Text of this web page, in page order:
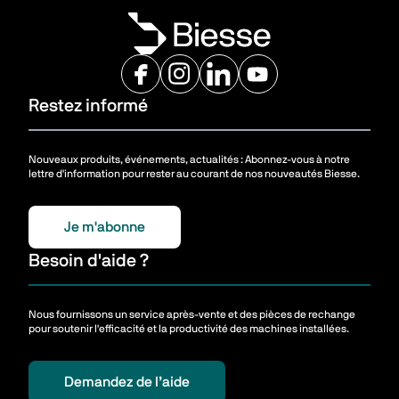
Restez informé
Nouveaux produits, événements, actualités : Abonnez-vous à notre
lettre d'information pour rester au courant de nos nouveautés Biesse.
Je m'abonne
Besoin d'aide ?
Nous fournissons un service après-vente et des pièces de rechange
pour soutenir l'efficacité et la productivité des machines installées.
Demandez de l’aide